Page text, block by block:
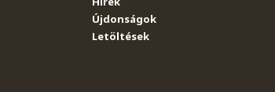
Újdonságok
Letöltések